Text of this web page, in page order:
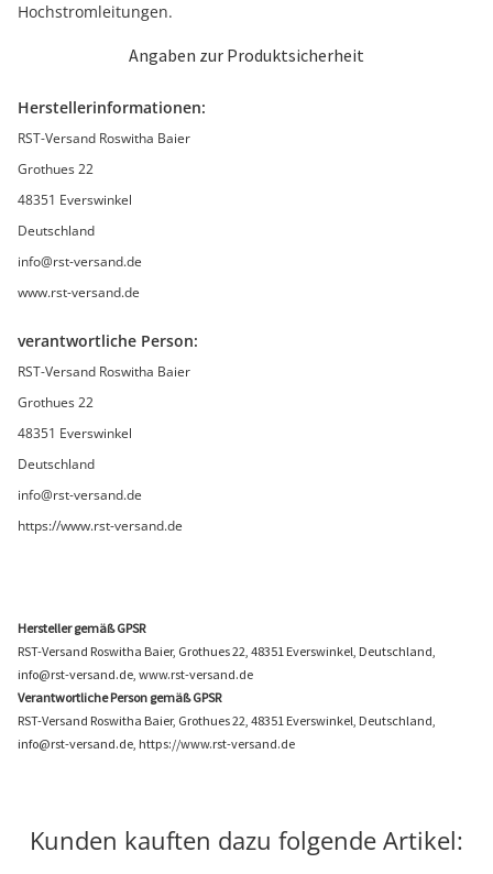
Hochstromleitungen.
Angaben zur Produktsicherheit
Herstellerinformationen:
RST-Versand Roswitha Baier
Grothues 22
48351 Everswinkel
Deutschland
info@rst-versand.de
www.rst-versand.de
verantwortliche Person:
RST-Versand Roswitha Baier
Grothues 22
48351 Everswinkel
Deutschland
info@rst-versand.de
https://www.rst-versand.de
Hersteller gemäß GPSR
RST-Versand Roswitha Baier, Grothues 22, 48351 Everswinkel, Deutschland,
info@rst-versand.de, www.rst-versand.de
Verantwortliche Person gemäß GPSR
RST-Versand Roswitha Baier, Grothues 22, 48351 Everswinkel, Deutschland,
info@rst-versand.de, https://www.rst-versand.de
Kunden kauften dazu folgende Artikel: